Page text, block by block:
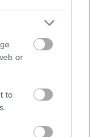
or
to
és hírlevelünk a
hétről hétre